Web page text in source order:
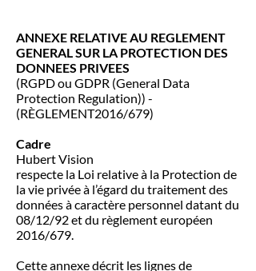
ANNEXE RELATIVE AU REGLEMENT
GENERAL SUR LA PROTECTION DES
DONNEES PRIVEES
(RGPD ou GDPR (General Data
Protection Regulation)) -
(RÈGLEMENT2016/679)
Cadre
Hubert Vision
respecte la Loi relative à la Protection de
la vie privée à l’égard du traitement des
données à caractère personnel datant du
08/12/92 et du règlement européen
2016/679.
Cette annexe décrit les lignes de